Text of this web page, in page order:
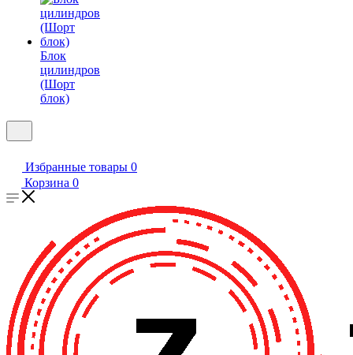
Блок
цилиндров
(Шорт
блок)
Избранные товары 0
Корзина 0